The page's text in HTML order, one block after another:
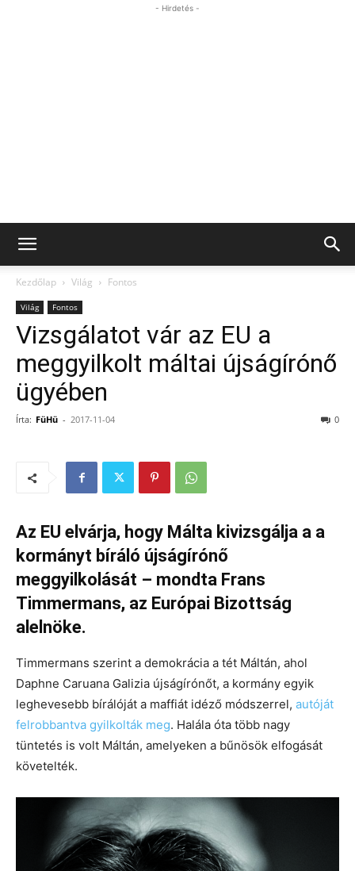
- Hirdetés -
Kezdőlap Világ Fontos
Világ Fontos
Vizsgálatot vár az EU a
meggyilkolt máltai újságírónő
ügyében
Írta: FüHü - 2017-11-04 0
Az EU elvárja, hogy Málta kivizsgálja a a
kormányt bíráló újságírónő
meggyilkolását – mondta Frans
Timmermans, az Európai Bizottság
alelnöke.
Timmermans szerint a demokrácia a tét Máltán, ahol
Daphne Caruana Galizia újságírónőt, a kormány egyik
leghevesebb bírálóját a maffiát idéző módszerrel, autóját
felrobbantva gyilkolták meg. Halála óta több nagy
tüntetés is volt Máltán, amelyeken a bűnösök elfogását
követelték.